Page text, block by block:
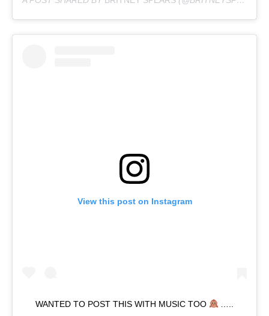
View this post on Instagram
WANTED TO POST THIS WITH MUSIC TOO